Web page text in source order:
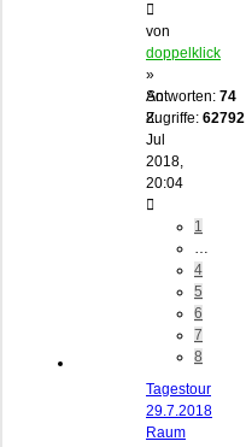
von
doppelklick
»
So
8.
Jul
2018,
20:04
1
…
4
5
6
7
8
Antworten: 74
Zugriffe: 62792
Tagestour
29.7.2018
Raum